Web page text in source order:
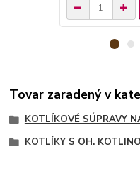
Tovar zaradený v
KOTLÍKOVÉ SÚPRAVY
KOTLÍKY S OH.